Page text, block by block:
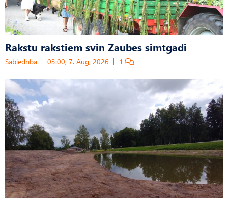
Rakstu rakstiem svin Zaubes simtgadi
Sabiedrība 03:00, 7. Aug, 2026 1